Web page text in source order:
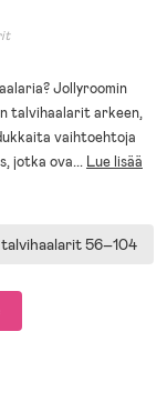
Jollyroomin
talvihaalarit arkeen,
vaihtoehtoja
jotka ova... Lue lisää
56–104